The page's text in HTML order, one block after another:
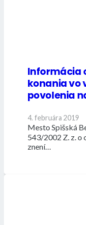
Informácia
konania vo
povolenia
4. februára 2019
Mesto Spišská
543/2002 Z. z. o
znení…